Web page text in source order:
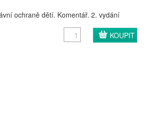
ochraně dětí. Komentář. 2. vydání